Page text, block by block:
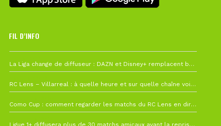
FIL D’INFO
La Liga change de diffuseur : DAZN et Disney+ remplacent beIN Sports !
RC Lens – Villarreal : à quelle heure et sur quelle chaîne voir la finale de la Como Cup ?
Como Cup : comment regarder les matchs du RC Lens en direct ?